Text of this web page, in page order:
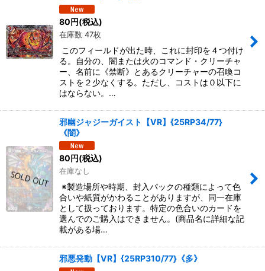
80円(税込)
在庫数 47枚
このフィールドが出た時、これに封印を４つ付け
る。自分の、闇または火のコマンド・クリーチャ
ー、名前に《禁断》とあるクリーチャーの召喚コ
ストを２少なくする。ただし、コストは０以下に
はならない。…
邪幽ジャジーガイスト【VR】{25RP34/77}
《闇》
80円(税込)
在庫なし
※製造場所や時期、封入パックの種類によって色
合いや紙質がかわることがありますが、同一在庫
として扱っております。特定の色合いのカードを
選んでのご購入はできません。(商品名に詳細な記
載がある場…
邪悪発動【VR】{25RP310/77}《多》